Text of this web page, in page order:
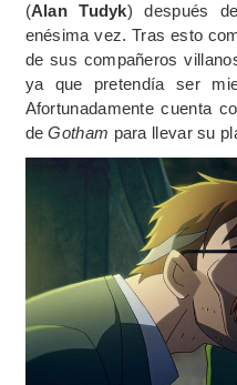
(Alan Tudyk) después
enésima vez. Tras esto
de sus compañeros
ya que pretendía ser
Afortunadamente cuenta
deGotham para llevar su